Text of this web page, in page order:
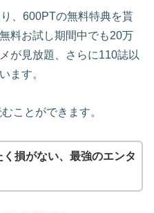
、600PTの無料特典を貰
料お試し期間中でも20万
が見放題、さらに110誌以
ます。
ことができます。
損がない、最強のエンタ